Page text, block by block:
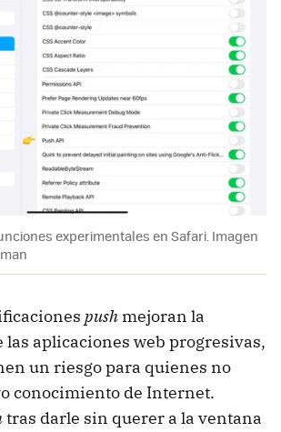
experimentales en Safari. Imagen
push mejoran la
aplicaciones web progresivas,
un riesgo para quienes no
conocimiento de Internet.
tras darle sin querer a la ventana